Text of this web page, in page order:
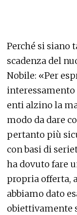
Perché si
scadenza del
Nobile: «Per
interessamento
enti alzino la
modo da dare
pertanto più
con basi di
ha dovuto fare
propria offerta,
abbiamo dato
obiettivamente